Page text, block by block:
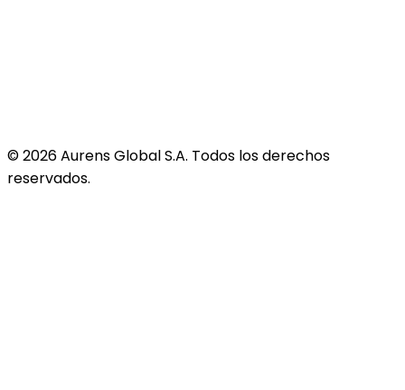
©2026Aurens Global S.A. Todos los derechos
reservados.